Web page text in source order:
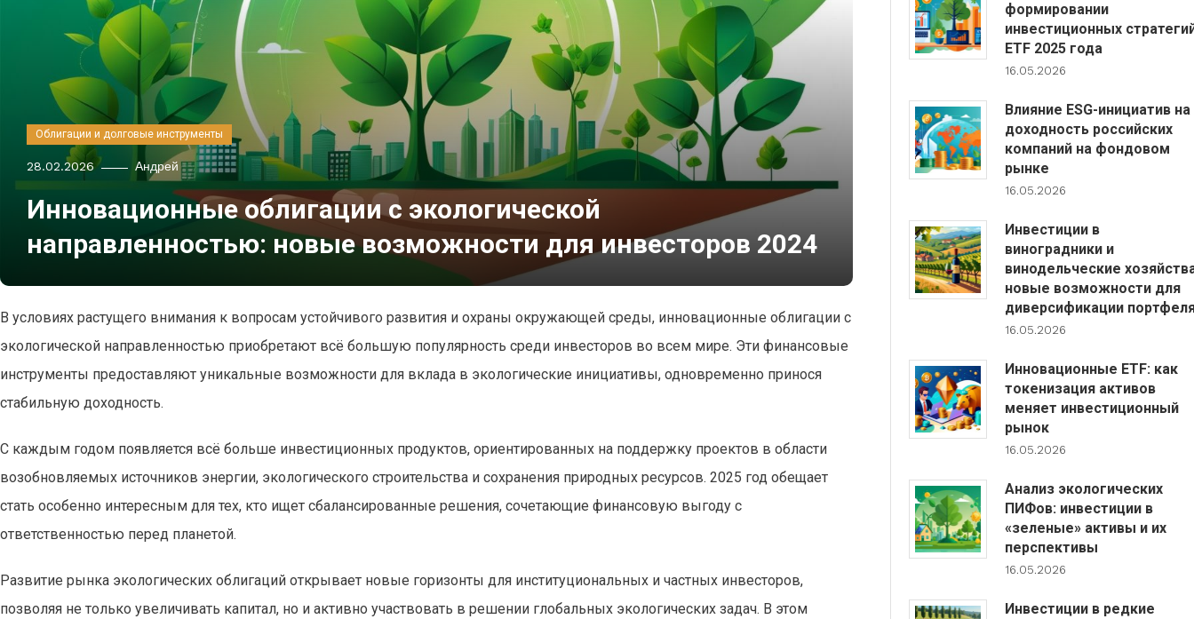
Облигации и долговые инструменты
28.02.2026 Андрей
Инновационные облигации с экологической
направленностью: новые возможности для инвесторов 2024
В условиях растущего внимания к вопросам устойчивого развития и охраны окружающей среды, инновационные облигации с
экологической направленностью приобретают всё большую популярность среди инвесторов во всем мире. Эти финансовые
инструменты предоставляют уникальные возможности для вклада в экологические инициативы, одновременно принося
стабильную доходность.
С каждым годом появляется всё больше инвестиционных продуктов, ориентированных на поддержку проектов в области
возобновляемых источников энергии, экологического строительства и сохранения природных ресурсов. 2025 год обещает
стать особенно интересным для тех, кто ищет сбалансированные решения, сочетающие финансовую выгоду с
ответственностью перед планетой.
Развитие рынка экологических облигаций открывает новые горизонты для институциональных и частных инвесторов,
позволяя не только увеличивать капитал, но и активно участвовать в решении глобальных экологических задач. В этом
формировании
инвестиционных
ETF 2025 года
16.05.2026
Влияние ESG-инициатив на
доходность российских
компаний на фондовом
рынке
16.05.2026
Инвестиции в
виноградники и
винодельческие
новые возможности для
диверсификации
16.05.2026
Инновационные ETF: как
токенизация активов
меняет инвестиционный
рынок
16.05.2026
Анализ экологических
ПИФов: инвестиции в
«зеленые» активы и их
перспективы
16.05.2026
Инвестиции в редкие